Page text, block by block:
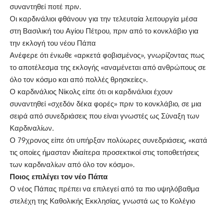
συναντηθεί ποτέ πριν.
Οι καρδινάλιοι φθάνουν για την τελευταία λειτουργία μέσα
στη Βασιλική του Αγίου Πέτρου, πριν από το κονκλάβιο για
την εκλογή του νέου Πάπα
Ανέφερε ότι ένιωθε «αρκετά φοβισμένος», γνωρίζοντας πως
το αποτέλεσμα της εκλογής «αναμένεται από ανθρώπους σε
όλο τον κόσμο και από πολλές θρησκείες».
Ο καρδινάλιος Νίκολς είπε ότι οι καρδινάλιοι έχουν
συναντηθεί «σχεδόν δέκα φορές» πριν το κονκλάβιο, σε μια
σειρά από συνεδριάσεις που είναι γνωστές ως Σύναξη των
Καρδιναλίων.
Ο 79χρονος είπε ότι υπήρξαν πολύωρες συνεδριάσεις, «κατά
τις οποίες ήμασταν ιδιαίτερα προσεκτικοί στις τοποθετήσεις
των καρδιναλίων από όλο τον κόσμο».
Ποιος επιλέγει τον νέο Πάπα
Ο νέος Πάπας πρέπει να επιλεγεί από τα πιο υψηλόβαθμα
στελέχη της Καθολικής Εκκλησίας, γνωστά ως το Κολέγιο